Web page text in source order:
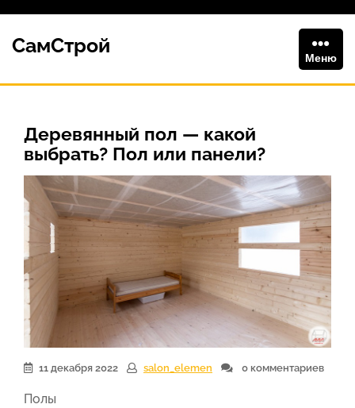
содержимому
СамСтрой
Меню
Деревянный пол — какой
выбрать? Пол или панели?
11 декабря 2022 salon_elemen 0 комментариев
Полы